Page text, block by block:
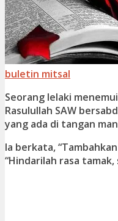
buletin mitsal
Seorang lelaki
Rasulullah SAW
yang ada di tangan
Ia berkata,
“Hindarilah rasa